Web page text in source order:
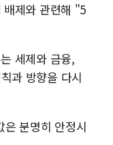
배제와 관련해 "5
세제와 금융,
과 방향을 다시
분명히 안정시